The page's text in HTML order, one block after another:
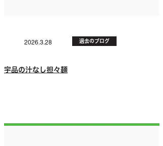
2026.3.28 過去のブログ
宇品の汁なし担々麺